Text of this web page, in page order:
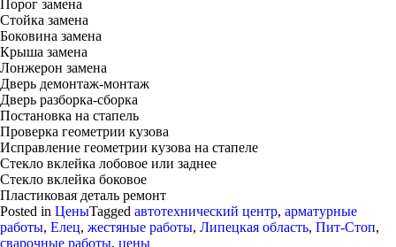
Порог замена
Стойка замена
Боковина замена
Крыша замена
Лонжерон замена
Дверь демонтаж-монтаж
Дверь разборка-сборка
Постановка на стапель
Проверка геометрии кузова
Исправление геометрии кузова на стапеле
Стекло вклейка лобовое или заднее
Стекло вклейка боковое
Пластиковая деталь ремонт
Posted in ЦеныTagged автотехнический центр, арматурные
работы, Елец, жестяные работы, Липецкая область, Пит-Стоп,
сварочные работы, цены